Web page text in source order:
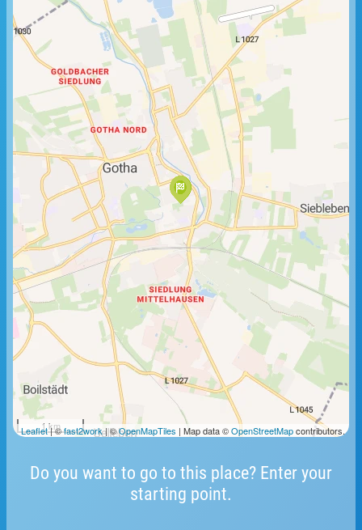
Do you want to go to this place? Enter your
starting point.
1 km
Leaflet| ©fast2work| ©OpenMapTiles | Map data ©OpenStreetMapcontributors.